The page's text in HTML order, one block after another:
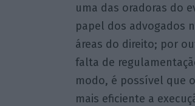
uma das oradoras do
papel dos advogados
áreas do direito; por
falta de
modo, é possível que
mais eficiente a